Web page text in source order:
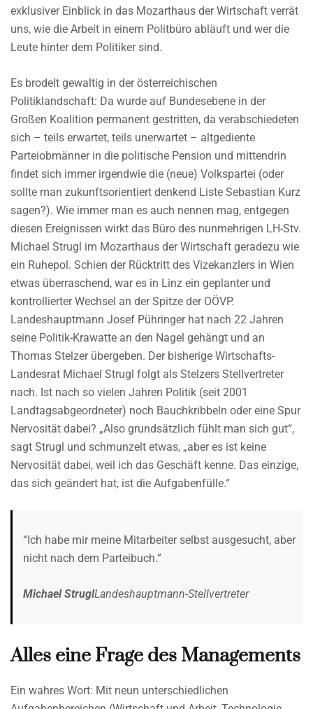
exklusiver Einblick in das Mozarthaus der Wirtschaft verrät
uns, wie die Arbeit in einem Politbüro abläuft und wer die
Leute hinter dem Politiker sind.
Es brodelt gewaltig in der österreichischen
Politiklandschaft: Da wurde auf Bundesebene in der
Großen Koalition permanent gestritten, da verabschiedeten
sich – teils erwartet, teils unerwartet – altgediente
Parteiobmänner in die politische Pension und mittendrin
findet sich immer irgendwie die (neue) Volkspartei (oder
sollte man zukunftsorientiert denkend Liste Sebastian Kurz
sagen?). Wie immer man es auch nennen mag, entgegen
diesen Ereignissen wirkt das Büro des nunmehrigen LH-Stv.
Michael Strugl im Mozarthaus der Wirtschaft geradezu wie
ein Ruhepol. Schien der Rücktritt des Vizekanzlers in Wien
etwas überraschend, war es in Linz ein geplanter und
kontrollierter Wechsel an der Spitze der OÖVP.
Landeshauptmann Josef Pühringer hat nach 22 Jahren
seine Politik-Krawatte an den Nagel gehängt und an
Thomas Stelzer übergeben. Der bisherige Wirtschafts-
Landesrat Michael Strugl folgt als Stelzers Stellvertreter
nach. Ist nach so vielen Jahren Politik (seit 2001
Landtagsabgeordneter) noch Bauchkribbeln oder eine Spur
Nervosität dabei? „Also grundsätzlich fühlt man sich gut“,
sagt Strugl und schmunzelt etwas, „aber es ist keine
Nervosität dabei, weil ich das Geschäft kenne. Das einzige,
das sich geändert hat, ist die Aufgabenfülle.“
“Ich habe mir meine Mitarbeiter selbst ausgesucht, aber
nicht nach dem Parteibuch.”
Michael StruglLandeshauptmann-Stellvertreter
Alles eine Frage des Managements
Ein wahres Wort: Mit neun unterschiedlichen